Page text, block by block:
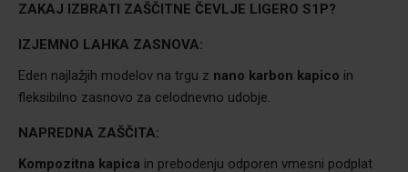
ZAKAJ IZBRATI ZAŠČITNE ČEVLJE LIGERO S1P?
IZJEMNO LAHKA ZASNOVA:
Eden najlažjih modelov na trgu z nano karbon kapico in
fleksibilno zasnovo za celodnevno udobje.
NAPREDNA ZAŠČITA:
Kompozitna kapica in prebodenju odporen vmesni podplat